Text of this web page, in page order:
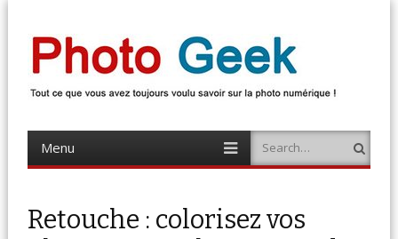
Photo Geek
Menu
content
Search
Retouche : colorisez vos